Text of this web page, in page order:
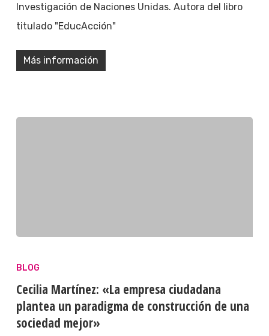
Investigación de Naciones Unidas. Autora del libro
titulado "EducAcción"
Más información
BLOG
Cecilia Martínez: «La empresa ciudadana
plantea un paradigma de construcción de una
sociedad mejor»